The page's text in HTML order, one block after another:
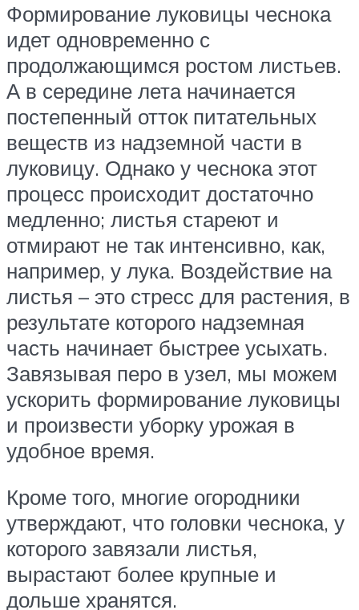
Формирование луковицы чеснока
идет одновременно с
продолжающимся ростом листьев.
А в середине лета начинается
постепенный отток питательных
веществ из надземной части в
луковицу. Однако у чеснока этот
процесс происходит достаточно
медленно; листья стареют и
отмирают не так интенсивно, как,
например, у лука. Воздействие на
листья – это стресс для растения, в
результате которого надземная
часть начинает быстрее усыхать.
Завязывая перо в узел, мы можем
ускорить формирование луковицы
и произвести уборку урожая в
удобное время.
Кроме того, многие огородники
утверждают, что головки чеснока, у
которого завязали листья,
вырастают более крупные и
дольше хранятся.